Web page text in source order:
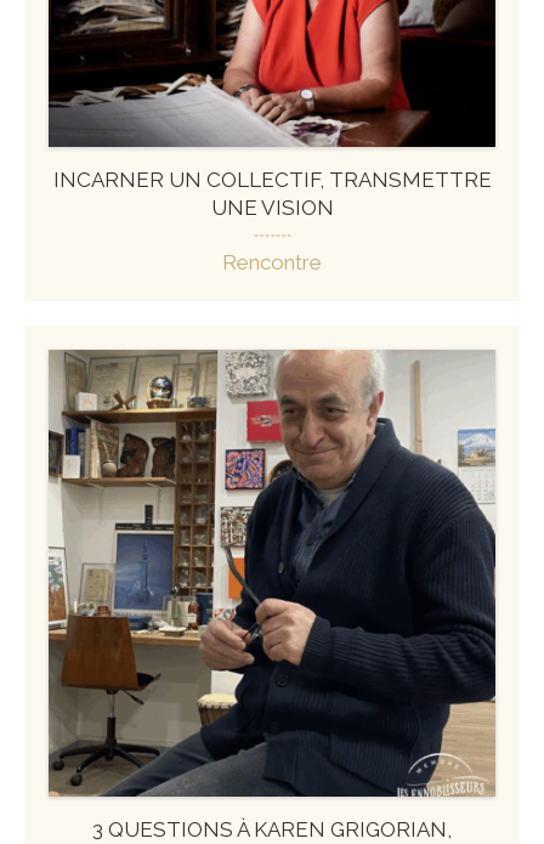
INCARNER UN COLLECTIF, TRANSMETTRE
UNE VISION
Rencontre
3 QUESTIONS À KAREN GRIGORIAN,